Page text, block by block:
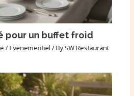
pour un buffet froid
/Evenementiel / BySW Restaurant